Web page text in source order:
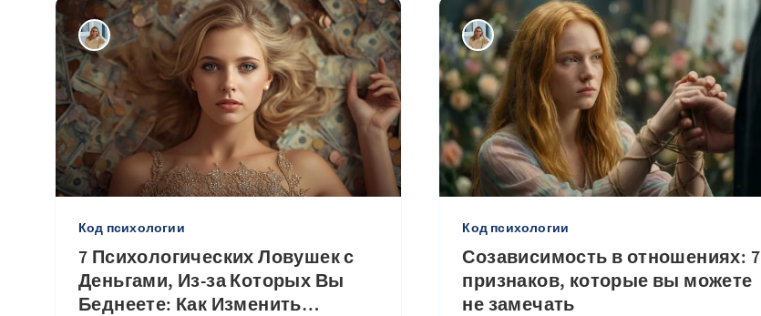
Код психологии
7 Психологических Ловушек с
Деньгами, Из-за Которых Вы
Беднеете: Как Изменить…
Код психологии
Созависимость в отношениях: 7
признаков, которые вы можете
не замечать